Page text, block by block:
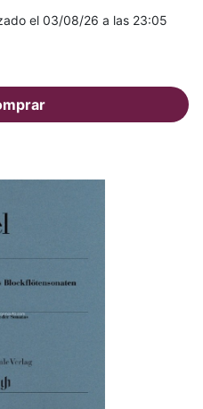
el 03/08/26 a las 23:05